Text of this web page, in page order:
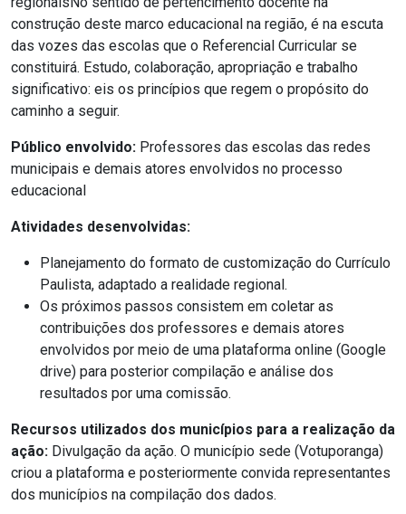
construção deste marco educacional na região, é na escuta
das vozes das escolas que o Referencial Curricular se
constituirá. Estudo, colaboração, apropriação e trabalho
significativo: eis os princípios que regem o propósito do
caminho a seguir.
Público envolvido: Professores das escolas das redes
municipais e demais atores envolvidos no processo
educacional
Atividades desenvolvidas:
Planejamento do formato de customização do Currículo
Paulista, adaptado a realidade regional.
Os próximos passos consistem em coletar as
contribuições dos professores e demais atores
envolvidos por meio de uma plataforma online (Google
drive) para posterior compilação e análise dos
resultados por uma comissão.
Recursos utilizados dos municípios para a realização da
ação: Divulgação da ação. O município sede (Votuporanga)
criou a plataforma e posteriormente convida representantes
dos municípios na compilação dos dados.